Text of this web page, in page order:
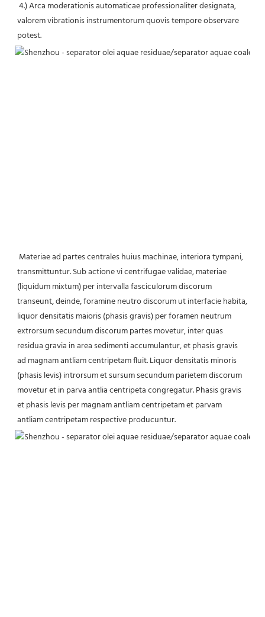
valorem vibrationis instrumentorum quovis tempore observare
potest.
Materiae ad partes centrales huius machinae, interiora tympani,
transmittuntur. Sub actione vi centrifugae validae, materiae
(liquidum mixtum) per intervalla fasciculorum discorum
transeunt, deinde, foramine neutro discorum ut interfacie habita,
liquor densitatis maioris (phasis gravis) per foramen neutrum
extrorsum secundum discorum partes movetur, inter quas
residua gravia in area sedimenti accumulantur, et phasis gravis
ad magnam antliam centripetam fluit. Liquor densitatis minoris
(phasis levis) introrsum et sursum secundum parietem discorum
movetur et in parva antlia centripeta congregatur. Phasis gravis
et phasis levis per magnam antliam centripetam et parvam
antliam centripetam respective producuntur.